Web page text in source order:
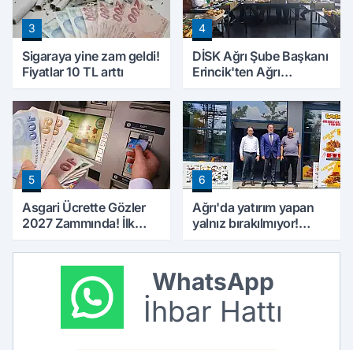
3
Sigaraya yine zam geldi!
Fiyatlar 10 TL arttı
4
DİSK Ağrı Şube Başkanı
Erincik'ten Ağrı
5
Asgari Ücrette Gözler
2027 Zammında! İlk
Ödeneceği Tarih
Netleşti
6
Ağrı'da yatırım yapan
yalnız bırakılmıyor!
ziyaret
WhatsApp
İhbar Hattı